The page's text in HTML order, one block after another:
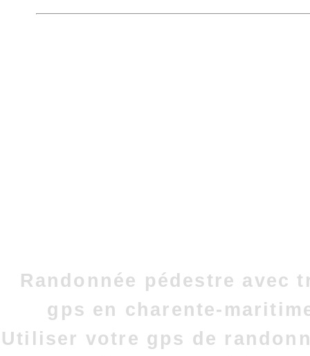
Randonnée pédestre avec
gps en charente-
Utiliser votre gps de